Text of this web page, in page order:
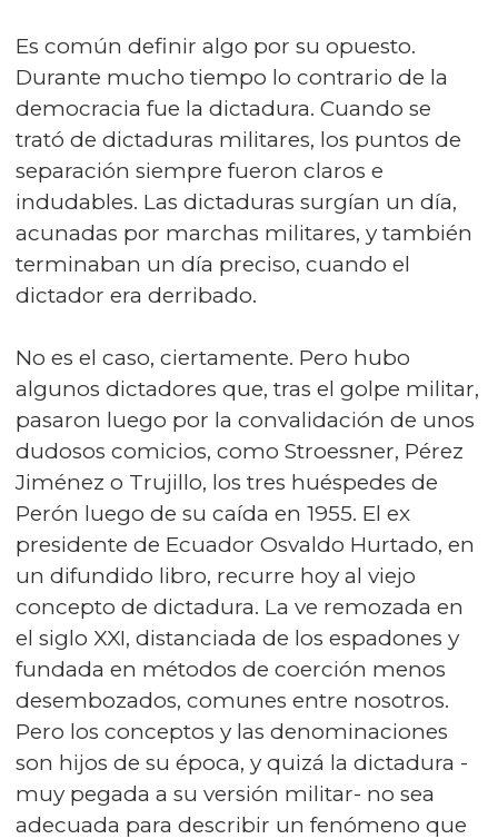
Es común definir algo por su opuesto.
Durante mucho tiempo lo contrario de la
democracia fue la dictadura. Cuando se
trató de dictaduras militares, los puntos de
separación siempre fueron claros e
indudables. Las dictaduras surgían un día,
acunadas por marchas militares, y también
terminaban un día preciso, cuando el
dictador era derribado.
No es el caso, ciertamente. Pero hubo
algunos dictadores que, tras el golpe militar,
pasaron luego por la convalidación de unos
dudosos comicios, como Stroessner, Pérez
Jiménez o Trujillo, los tres huéspedes de
Perón luego de su caída en 1955. El ex
presidente de Ecuador Osvaldo Hurtado, en
un difundido libro, recurre hoy al viejo
concepto de dictadura. La ve remozada en
el siglo XXI, distanciada de los espadones y
fundada en métodos de coerción menos
desembozados, comunes entre nosotros.
Pero los conceptos y las denominaciones
son hijos de su época, y quizá la dictadura -
muy pegada a su versión militar- no sea
adecuada para describir un fenómeno que